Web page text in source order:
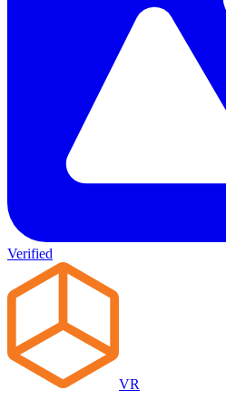
Verified
VR